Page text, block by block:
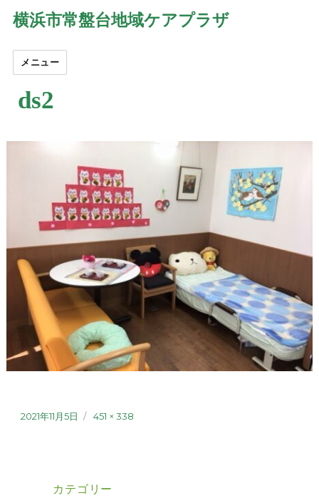
横浜市常盤台地域ケアプラザ
メニュー
ds2
2021年11月5日 451 × 338
カテゴリー